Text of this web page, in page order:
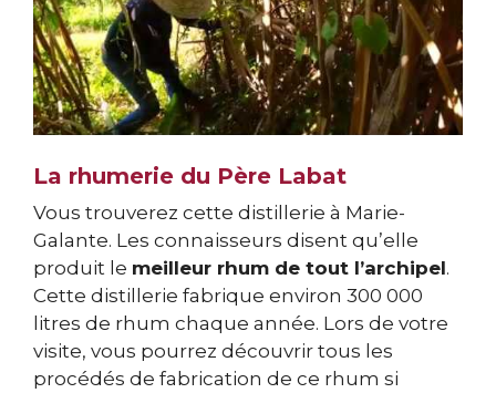
La rhumerie du Père Labat
Vous trouverez cette distillerie à Marie-
Galante. Les connaisseurs disent qu’elle
produit le meilleur rhum de tout l’archipel.
Cette distillerie fabrique environ 300 000
litres de rhum chaque année. Lors de votre
visite, vous pourrez découvrir tous les
procédés de fabrication de ce rhum si